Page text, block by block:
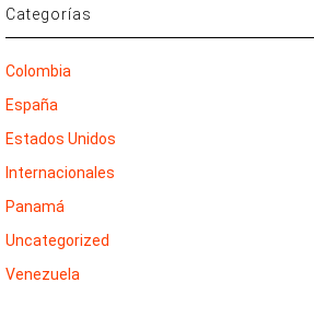
Categorías
Colombia
España
Estados Unidos
Internacionales
Panamá
Uncategorized
Venezuela